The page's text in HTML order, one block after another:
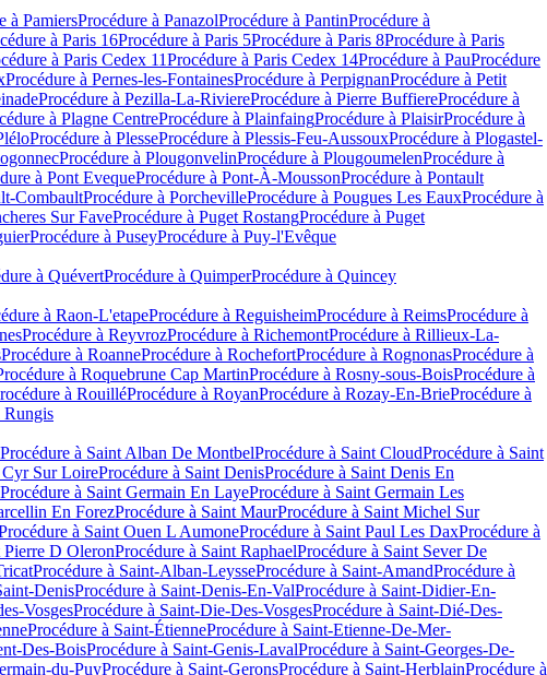
à PamiersProcédure à PanazolProcédure à PantinProcédure à
à Paris 16Procédure à Paris 5Procédure à Paris 8Procédure à Paris
à Paris Cedex 11Procédure à Paris Cedex 14Procédure à PauProcédure
Procédure à Pernes-les-FontainesProcédure à PerpignanProcédure à Petit
Procédure à Pezilla-La-RiviereProcédure à Pierre BuffiereProcédure à
à Plagne CentreProcédure à PlainfaingProcédure à PlaisirProcédure à
Procédure à PlesseProcédure à Plessis-Feu-AussouxProcédure à Plogastel-
Procédure à PlougonvelinProcédure à PlougoumelenProcédure à
à Pont EvequeProcédure à Pont-À-MoussonProcédure à Pontault
CombaultProcédure à PorchevilleProcédure à Pougues Les EauxProcédure à
Sur FaveProcédure à Puget RostangProcédure à Puget
Procédure à PuseyProcédure à Puy-l'Evêque
à QuévertProcédure à QuimperProcédure à Quincey
à Raon-L'etapeProcédure à ReguisheimProcédure à ReimsProcédure à
Procédure à ReyvrozProcédure à RichemontProcédure à Rillieux-La-
Procédure à RoanneProcédure à RochefortProcédure à RognonasProcédure à
à Roquebrune Cap MartinProcédure à Rosny-sous-BoisProcédure à
à RouilléProcédure à RoyanProcédure à Rozay-En-BrieProcédure à
Rungis
Procédure à Saint Alban De MontbelProcédure à Saint CloudProcédure à Saint
Cyr Sur LoireProcédure à Saint DenisProcédure à Saint Denis En
Procédure à Saint Germain En LayeProcédure à Saint Germain Les
En ForezProcédure à Saint MaurProcédure à Saint Michel Sur
à Saint Ouen L AumoneProcédure à Saint Paul Les DaxProcédure à
Pierre D OleronProcédure à Saint RaphaelProcédure à Saint Sever De
Procédure à Saint-Alban-LeysseProcédure à Saint-AmandProcédure à
DenisProcédure à Saint-Denis-En-ValProcédure à Saint-Didier-En-
VosgesProcédure à Saint-Die-Des-VosgesProcédure à Saint-Dié-Des-
Procédure à Saint-ÉtienneProcédure à Saint-Etienne-De-Mer-
Des-BoisProcédure à Saint-Genis-LavalProcédure à Saint-Georges-De-
du-PuyProcédure à Saint-GeronsProcédure à Saint-HerblainProcédure à